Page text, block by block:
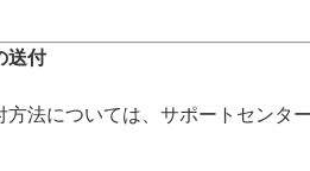
送付
方法については、サポートセンタ